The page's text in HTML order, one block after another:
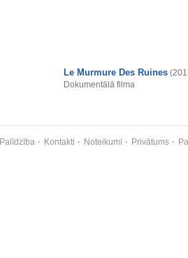
Le Murmure Des Ruines
Dokumentālā filma
Palīdzība Kontakti Noteikumi Privātums